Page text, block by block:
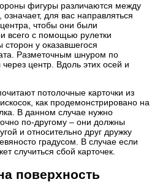
фигуры различаются между
для вас направляться
чтобы они были
всего с помощью рулетки
у оказавшегося
Разметочным шнуром по
центр. Вдоль этих осей и
потолочные карточки из
как продемонстрировано на
В данном случае нужно
по-другому – они должны
и относительно друг дружку
градусом. В случае если
случиться сбой карточек.
поверхность